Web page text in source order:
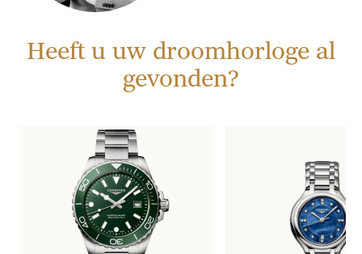
Heeft u uw droomhorloge al
gevonden?